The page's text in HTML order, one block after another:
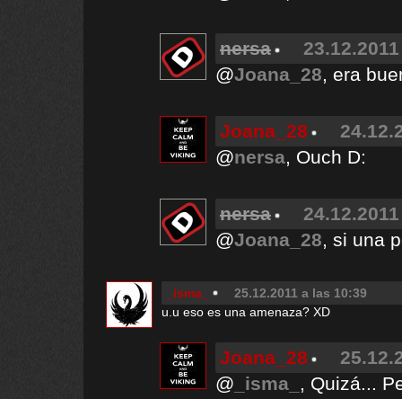
nersa
@Joana_28, era
Joana_28
@nersa, Ouch D:
nersa
@Joana_28, si una
_isma_
25.12.2011 a las 10:39
u.u eso es una amenaza? XD
Joana_28
@ _isma_ , Quizá...